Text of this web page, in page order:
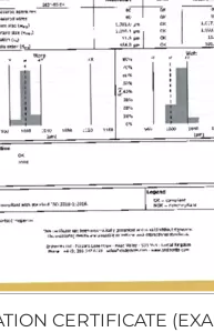
CERTIFICATE